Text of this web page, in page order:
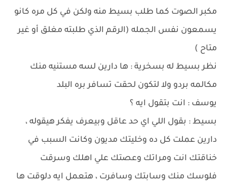
مكبر الصوت كما طلب بسيط منه ولكن في كل مره كانو
يسمعون نفس الجمله (الرقم الذي طلبته مغلق أو غير
متاح )
نظر بسيط له بسخرية : ها دارين لسه مستنيه منك
مكالمه بردو ولا لتكون لحقت تسافر بره البلد
يوسف : انت بتقول ايه ؟
بسيط : بقول اللي اي حد عاقل وبيعرف يفكر هيقوله ،
دارين عملت كل ده وخليتك مديون وكانت السبب في
خناقتك انت ومراتك وعصتك علي اهلك وسرقت
فلوسك منك وسابتك وسافرت ، هتعمل ايه دلوقت ها